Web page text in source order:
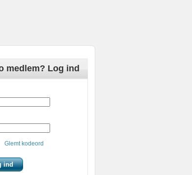
medlem? Log ind
Glemt kodeord